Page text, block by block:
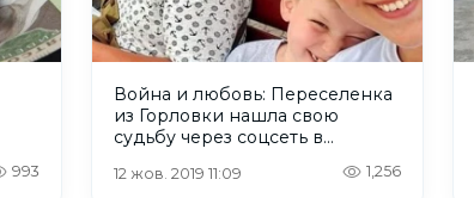
993
Война и любовь: Переселенка
из Горловки нашла свою
судьбу через соцсеть в
12 жов. 2019 11:09 1,256